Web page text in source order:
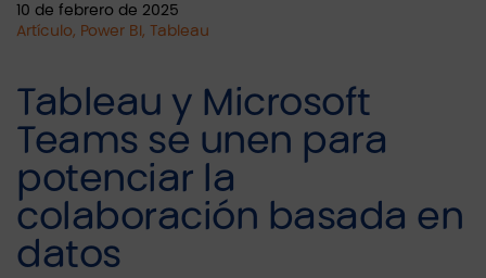
10 de febrero de 2025
Artículo, Power BI, Tableau
Tableau y Microsoft
Teams se unen para
potenciar la
colaboración basada en
datos